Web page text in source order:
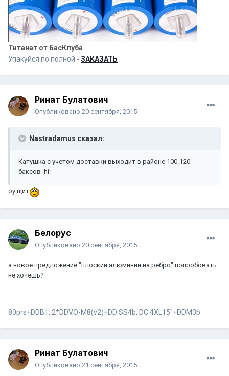
Титанат от БасКлуба
Упакуйся по полной - ЗАКАЗАТЬ
Ринат Булатович
Опубликовано 20 сентября, 2015
Nastradamus сказал:
Катушка с учетом доставки выходит в районе 100-120
баксов :hi:
оу щит
Белорус
Опубликовано 20 сентября, 2015
а новое предложение "плоский алюминий на ребро" попробовать
не хочешь?
80prs+DDB1, 2*DDVO-M8(v2)+DD SS4b, DC 4XL15"+DDM3b
Ринат Булатович
Опубликовано 21 сентября, 2015